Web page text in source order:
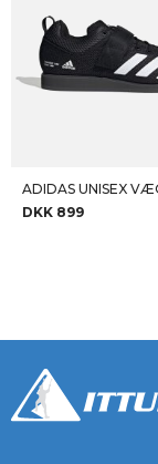
DKK 899